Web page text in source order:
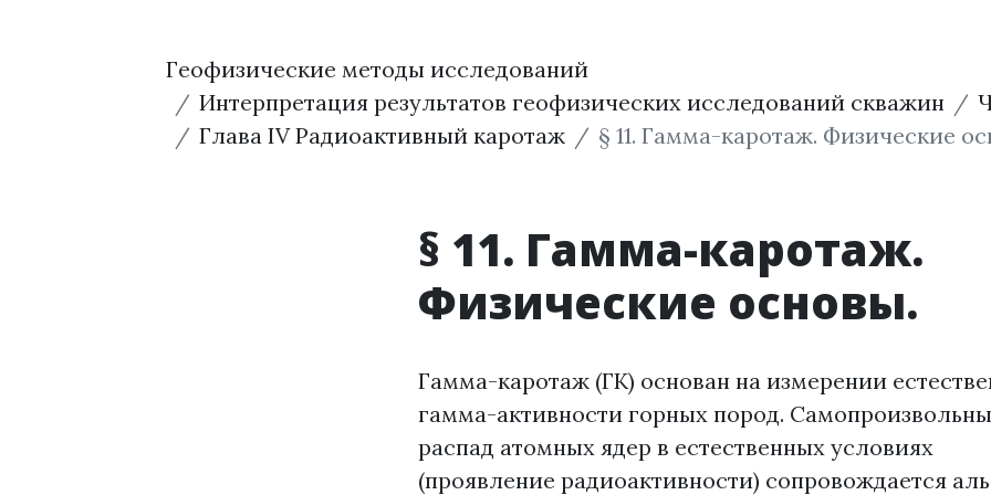
Геофизические методы исследований
Интерпретация результатов геофизических исследований скважин
Глава IV Радиоактивный каротаж
§ 11. Гамма-каротаж. Физические
§ 11. Гамма-каротаж.
Физические основы.
Гамма-каротаж (ГК) основан на измерении
гамма-активности горных пород.
распад атомных ядер в естественных условиях
(проявление радиоактивности) сопровождается